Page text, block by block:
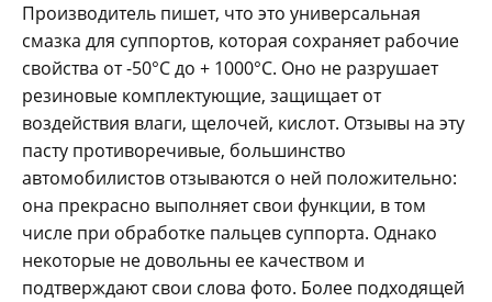
Производитель пишет, что это универсальная
смазка для суппортов, которая сохраняет рабочие
свойства от -50°C до + 1000°C. Оно не разрушает
резиновые комплектующие, защищает от
воздействия влаги, щелочей, кислот. Отзывы на эту
пасту противоречивые, большинство
автомобилистов отзываются о ней положительно:
она прекрасно выполняет свои функции, в том
числе при обработке пальцев суппорта. Однако
некоторые не довольны ее качеством и
подтверждают свои слова фото. Более подходящей